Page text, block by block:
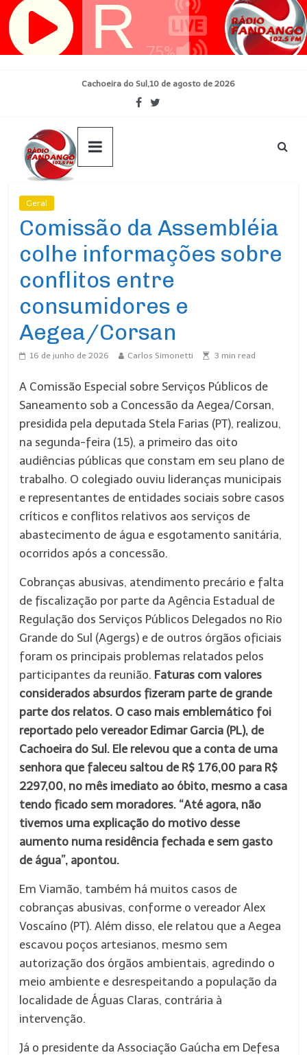
Pular
para
Cachoeira do Sul,10 de agosto de 2026
Geral
Comissão da Assembléia
colhe informações sobre
conflitos entre
consumidores e
Aegea/Corsan
16 de junho de 2026 Carlos Simonetti 3 min read
A Comissão Especial sobre Serviços Públicos de
Saneamento sob a Concessão da Aegea/Corsan,
presidida pela deputada Stela Farias (PT), realizou,
na segunda-feira (15), a primeiro das oito
audiências públicas que constam em seu plano de
trabalho. O colegiado ouviu lideranças municipais
e representantes de entidades sociais sobre casos
críticos e conflitos relativos aos serviços de
abastecimento de água e esgotamento sanitária,
ocorridos após a concessão.
Cobranças abusivas, atendimento precário e falta
de fiscalização por parte da Agência Estadual de
Regulação dos Serviços Públicos Delegados no Rio
Grande do Sul (Agergs) e de outros órgãos oficiais
foram os principais problemas relatados pelos
participantes da reunião. Faturas com valores
considerados absurdos fizeram parte de grande
parte dos relatos. O caso mais emblemático foi
reportado pelo vereador Edimar Garcia (PL), de
Cachoeira do Sul. Ele relevou que a conta de uma
senhora que faleceu saltou de R$ 176,00 para R$
2297,00, no mês imediato ao óbito, mesmo a casa
tendo ficado sem moradores. “Até agora, não
tivemos uma explicação do motivo desse
aumento numa residência fechada e sem gasto
de água”, apontou.
Em Viamão, também há muitos casos de
cobranças abusivas, conforme o vereador Alex
Voscaíno (PT). Além disso, ele relatou que a Aegea
escavou poços artesianos, mesmo sem
autorização dos órgãos ambientais, agredindo o
meio ambiente e desrespeitando a população da
localidade de Águas Claras, contrária à
intervenção.
Já o presidente da Associação Gaúcha em Defesa